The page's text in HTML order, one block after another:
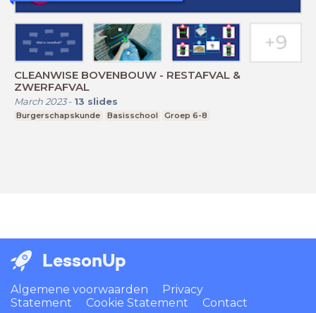
CLEANWISE BOVENBOUW - RESTAFVAL &
ZWERFAFVAL
March 2023- 13 slides
Burgerschapskunde Basisschool Groep 6-8
LessonUp
Algemene voorwaarden
Privacy
Statement
Cookie Statement Contact